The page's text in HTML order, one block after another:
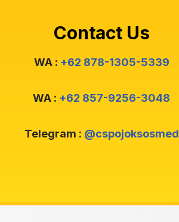
Contact Us
WA : +62 878-1305-5339
WA : +62 857-9256-3048
Telegram : @cspojoksosmed